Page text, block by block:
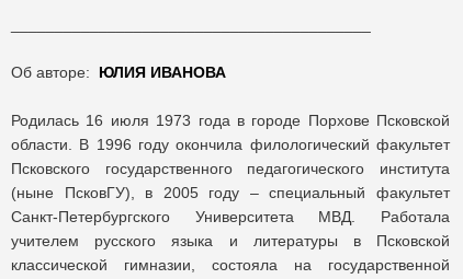
Об авторе: ЮЛИЯ ИВАНОВА
Родилась 16 июля 1973 года в городе Порхове Псковской
области. В 1996 году окончила филологический факультет
Псковского государственного педагогического института
(ныне ПсковГУ), в 2005 году – специальный факультет
Санкт-Петербургского Университета МВД. Работала
учителем русского языка и литературы в Псковской
классической гимназии, состояла на государственной